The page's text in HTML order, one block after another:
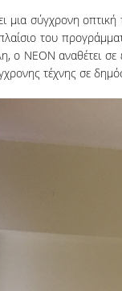
μια σύγχρονη
του
ΝΕΟΝ αναθέτει σε
τέχνης σε